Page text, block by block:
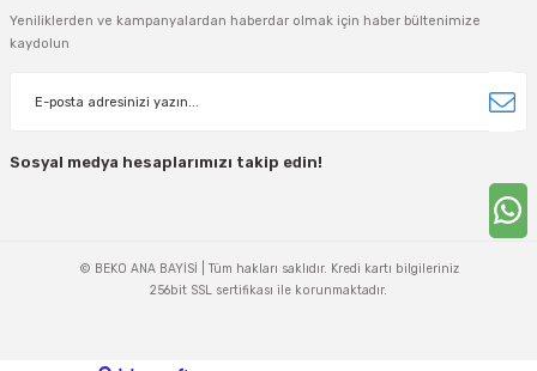
Yeniliklerden ve kampanyalardan haberdar olmak için haber bültenimize
kaydolun
Sosyal medya hesaplarımızı takip edin!
© BEKO ANA BAYİSİ | Tüm hakları saklıdır. Kredi kartı bilgileriniz
256bit SSL sertifikası ile korunmaktadır.